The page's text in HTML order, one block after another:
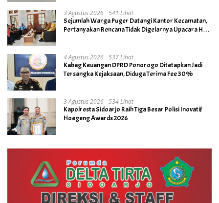
3 Agustus 2026 541 Lihat
Sejumlah Warga Puger Datangi Kantor Kecamatan,
Pertanyakan Rencana Tidak Digelarnya Upacara HUT
4 Agustus 2026 537 Lihat
Kabag Keuangan DPRD Ponorogo Ditetapkan Jadi
Tersangka Kejaksaan, Diduga Terima Fee 30%
3 Agustus 2026 534 Lihat
Kapolresta Sidoarjo Raih Tiga Besar Polisi Inovatif
Hoegeng Awards 2026